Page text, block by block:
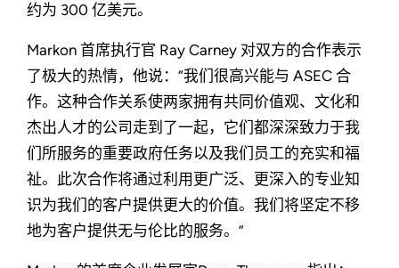
约为 300 亿美元。
Markon 首席执行官 Ray Carney 对双方的合作表示
了极大的热情，他说：“我们很高兴能与 ASEC 合
作。这种合作关系使两家拥有共同价值观、文化和
杰出人才的公司走到了一起，它们都深深致力于我
们所服务的重要政府任务以及我们员工的充实和福
祉。此次合作将通过利用更广泛、更深入的专业知
识为我们的客户提供更大的价值。我们将坚定不移
地为客户提供无与伦比的服务。”